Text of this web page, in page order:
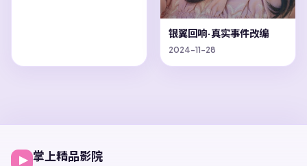
银翼回响·真实事件改编
2024-11-28
掌上精品影院